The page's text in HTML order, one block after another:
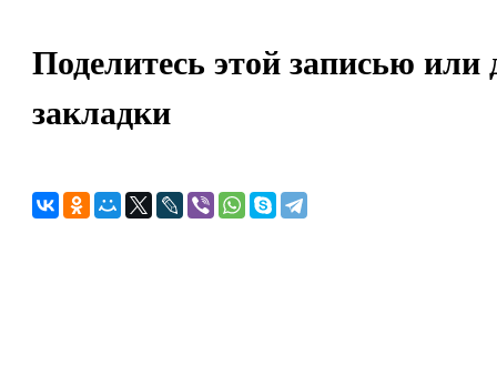
Поделитесь этой записью или
закладки